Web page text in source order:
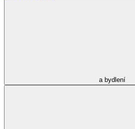
a bydlení